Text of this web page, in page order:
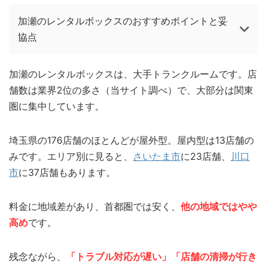
加瀬のレンタルボックスのおすすめポイントと妥
協点
加瀬のレンタルボックスは、大手トランクルームです。店
舗数は業界2位の多さ（当サイト調べ）で、大部分は関東
圏に集中しています。
埼玉県の176店舗のほとんどが屋外型。屋内型は13店舗の
みです。エリア別に見ると、 さいたま市に23店舗、
川口
市に37店舗もあります。
料金に地域差があり、首都圏では安く、 他の地域ではやや
高めです。
残念ながら、
「トラブル対応が遅い」「店舗の清掃が行き